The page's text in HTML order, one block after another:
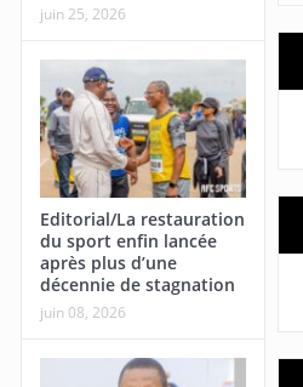
juin 25, 2026
Editorial/La restauration
du sport enfin lancée
après plus d’une
décennie de stagnation
juin 08, 2026